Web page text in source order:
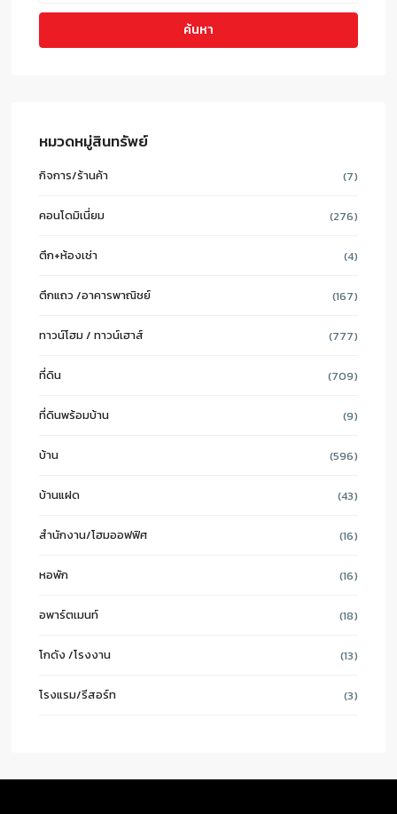
ค้นหา
หมวดหมู่สินทรัพย์
กิจการ/ร้านค้า (7)
คอนโดมิเนี่ยม (276)
ตึก+ห้องเช่า (4)
ตึกแถว /อาคารพาณิชย์ (167)
ทาวน์โฮม / ทาวน์เฮาส์ (777)
ที่ดิน (709)
ที่ดินพร้อมบ้าน (9)
บ้าน (596)
บ้านแฝด (43)
สำนักงาน/โฮมออฟฟิศ (16)
หอพัก (16)
อพาร์ตเมนท์ (18)
โกดัง /โรงงาน (13)
โรงแรม/รีสอร์ท (3)